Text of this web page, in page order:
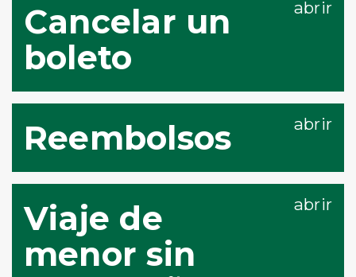
Cancelar un
boleto
Reembolsos
Viaje de
menor sin